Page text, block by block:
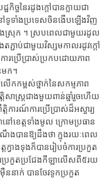
ច​នៃ​រដូង​ក្តៅ​បាន​ក្លាយ​ជា​
ៅទូទាំង​ប្រទេស​ចិន​ងើបឡើង​វិញ​
ង​ស្រុក​ ។ ស្របពេលជាមួយរដូល
ជាប់​ជា​មួយ​វិស្សមកាលរដូវក្តៅ
ារ​ប្រើប្រាស់​ប្រកបដោយភាព
មក។
ក​កម្ពស់​ថ្នាក់​នៃសកម្មភាព
សាស្ត្រ​ជាង​មួយពាន់​ឆ្នាំ​រួចហើយ​
តិការណ៍ការ​ប្រើប្រាស់ដ៏អស្ចារ្យ​
េត្ត​ទាំង​មូល​ ក្រោម​ប្រធាន​
ងបានឱ្យដឹងថា ក្នុង​រយៈពេល​
ក្វាងទុង​ក៏បាន​រៀបចំ​ការ​ប្រកួត​
ប្រកួត​ប្រជែង​កីឡា​លើ​សពី​៥រយ​
នាក់​ បាន​ចែវទូកប្រកួត